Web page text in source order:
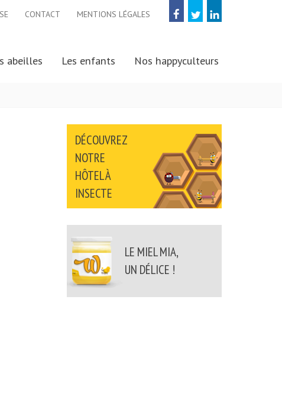
abeilles Les enfants Nos happyculteurs
CONTACT
MENTIONS LÉGALES
DÉCOUVREZ
NOTRE
HÔTEL À
INSECTE
LE MIEL MIA,
UN DÉLICE !